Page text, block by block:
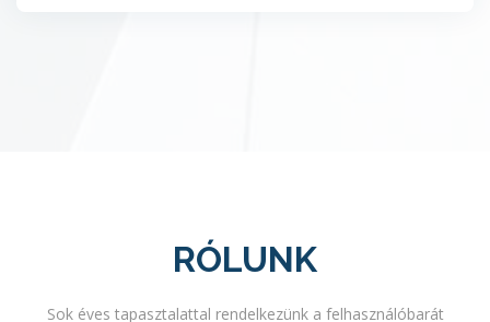
RÓLUNK
Sok éves tapasztalattal rendelkezünk a felhasználóbarát